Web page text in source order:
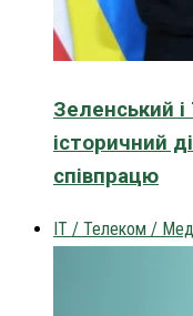
Зеленський
історичний
співпрацю
IT / Телеком /